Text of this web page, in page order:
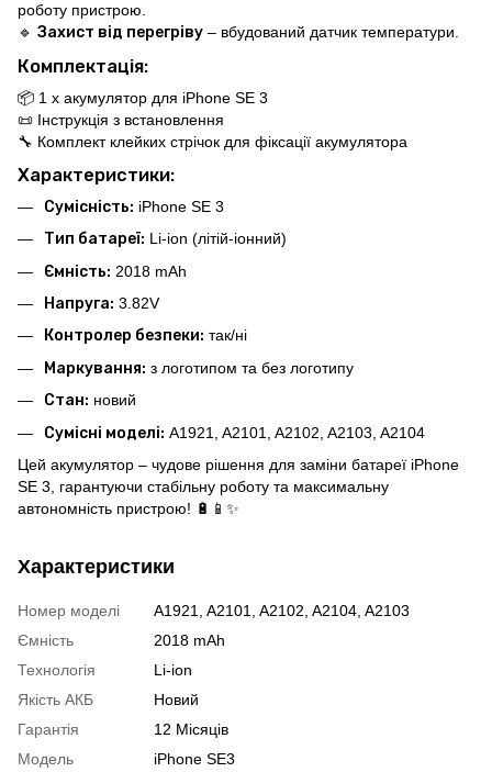
роботу пристрою.
🔹 Захист від перегріву – вбудований датчик температури.
Комплектація:
📦 1 x акумулятор для iPhone SE 3
📜 Інструкція з встановлення
🔧 Комплект клейких стрічок для фіксації акумулятора
Характеристики:
Сумісність: iPhone SE 3
Тип батареї: Li-ion (літій-іонний)
Ємність: 2018 mAh
Напруга: 3.82V
Контролер безпеки: так/ні
Маркування: з логотипом та без логотипу
Стан: новий
Сумісні моделі: A1921, A2101, A2102, A2103, A2104
Цей акумулятор – чудове рішення для заміни батареї iPhone
SE 3, гарантуючи стабільну роботу та максимальну
автономність пристрою! 🔋📱✨
Характеристики
Номер моделі
A1921, A2101, A2102, A2104, A2103
Ємність
2018 mAh
Технологія
Li-ion
Якість АКБ
Новий
Гарантія
12 Місяців
Модель
iPhone SE3